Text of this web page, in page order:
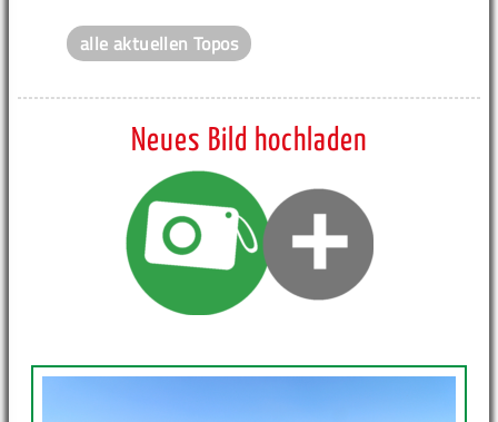
alle aktuellen Topos
Neues Bild hochladen